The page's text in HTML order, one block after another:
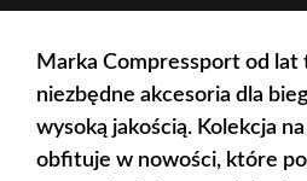
Marka Compressport od lat
niezbędne akcesoria dla
wysoką jakością. Kolekcja
obfituje w nowości, które